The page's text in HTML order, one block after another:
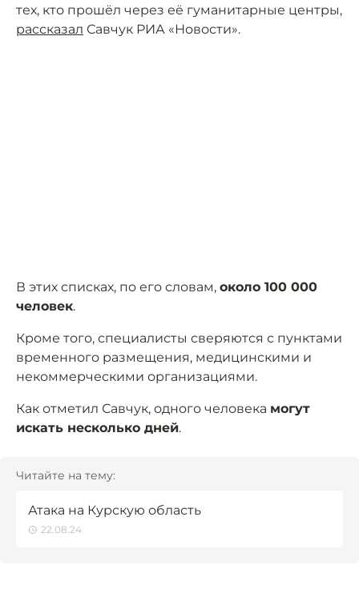
тех, кто прошёл через её гуманитарные центры,
рассказал Савчук РИА «Новости».
В этих списках, по его словам, около 100 000
человек.
Кроме того, специалисты сверяются с пунктами
временного размещения, медицинскими и
некоммерческими организациями.
Как отметил Савчук, одного человека могут
искать несколько дней.
Читайте на тему:
Атака на Курскую область
22.08.24